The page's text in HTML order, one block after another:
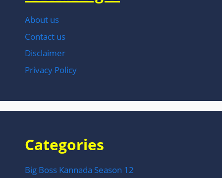
About us
Contact us
Disclaimer
Privacy Policy
Categories
Big Boss Kannada Season 12